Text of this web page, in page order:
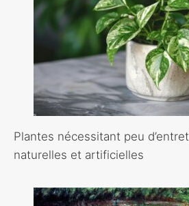
Plantes nécessitant peu
naturelles et artificielles